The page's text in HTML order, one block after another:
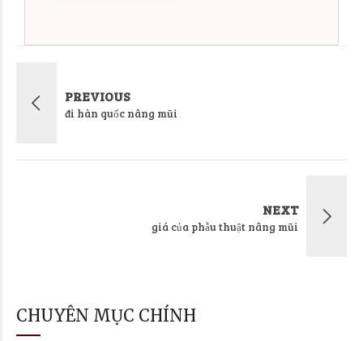
PREVIOUS
đi hàn quốc nâng mũi
NEXT
giá của phẫu thuật nâng mũi
CHUYÊN MỤC CHÍNH